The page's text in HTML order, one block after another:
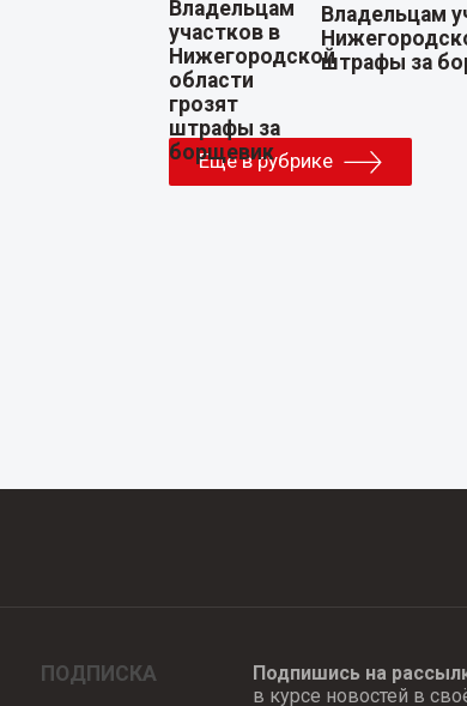
Владельцам
штрафы за
Еще в рубрике
ПОДПИСКА Подпишись на
в курсе новостей в